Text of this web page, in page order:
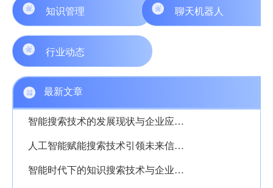
知识管理 聊天机器人
行业动态
最新文章
智能搜索技术的发展现状与企业应用前景解析
人工智能赋能搜索技术引领未来信息检索革命
智能时代下的知识搜索技术与企业应用洞察